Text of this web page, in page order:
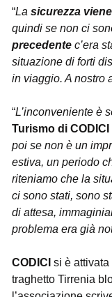
“La sicurezza
quindi se non ci
precedente c’era
situazione di forti
in viaggio. A nostro
“L’inconveniente è
Turismo di CODICI
poi se non è un
estiva, un periodo
riteniamo che la
ci sono stati, sono
di attesa,
problema era già
CODICI si è
traghetto Tirrenia